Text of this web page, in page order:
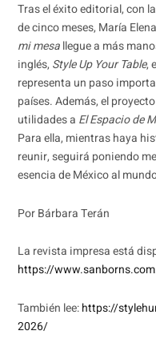
Tras el éxito editorial, con
de cinco meses, María
mi mesallegue a más
inglés, Style Up Your Table,
representa un paso
países. Además, el
utilidades a El Espacio de
Para ella, mientras haya
reunir, seguirá poniendo
esencia de México al
Por Bárbara Terán
La revista impresa está
https://
También lee:https://
2026/